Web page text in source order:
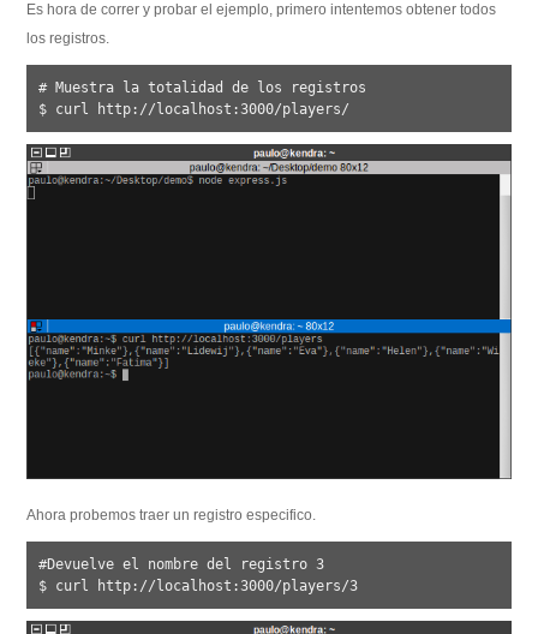
Es hora de correr y probar el ejemplo, primero intentemos obtener todos
los registros.
# Muestra la totalidad de los registros
Ahora probemos traer un registro especifico.
#Devuelve el nombre del registro 3